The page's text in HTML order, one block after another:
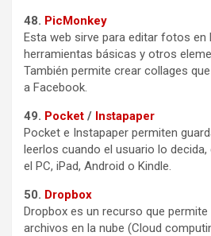
48. PicMonkey
Esta web sirve para editar fotos en
herramientas básicas y otros
También permite crear collages
a Facebook.
49. Pocket / Instapaper
Pocket e Instapaper permiten
leerlos cuando el usuario lo
el PC, iPad, Android o Kindle.
50. Dropbox
Dropbox es un recurso que
archivos en la nube (Cloud